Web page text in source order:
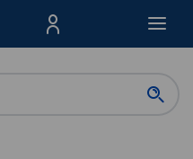
Menu Produktów,